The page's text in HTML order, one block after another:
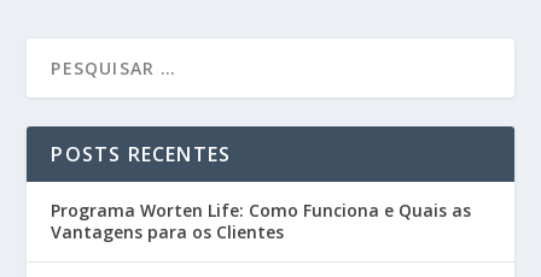
POSTS RECENTES
Programa Worten Life: Como Funciona e Quais as
Vantagens para os Clientes